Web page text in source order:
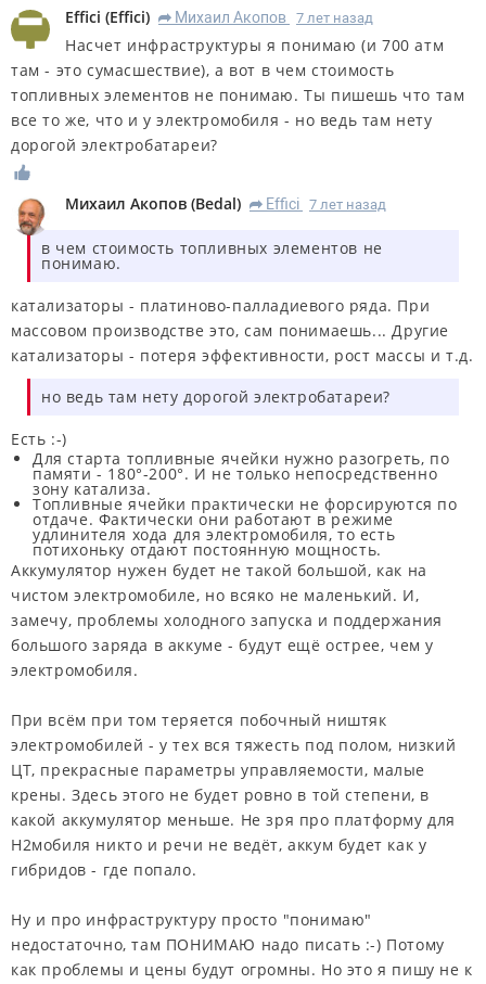
Effici (Effici) R Михаил Акопов 7 лет назад
Насчет инфраструктуры я понимаю (и 700 атм
там - это сумасшествие), а вот в чем стоимость
топливных элементов не понимаю. Ты пишешь что там
все то же, что и у электромобиля - но ведь там нету
дорогой электробатареи?
Михаил Акопов (Bedal) R Effici 7 лет назад
в чем стоимость топливных элементов не
понимаю.
катализаторы - платиново-палладиевого ряда. При
массовом производстве это, сам понимаешь... Другие
катализаторы - потеря эффективности, рост массы и т.д.
но ведь там нету дорогой электробатареи?
Есть :-)
Для старта топливные ячейки нужно разогреть, по
памяти - 180°-200°. И не только непосредственно
зону катализа.
Топливные ячейки практически не форсируются по
отдаче. Фактически они работают в режиме
удлинителя хода для электромобиля, то есть
потихоньку отдают постоянную мощность.
Аккумулятор нужен будет не такой большой, как на
чистом электромобиле, но всяко не маленький. И,
замечу, проблемы холодного запуска и поддержания
большого заряда в аккуме - будут ещё острее, чем у
электромобиля.
При всём при том теряется побочный ништяк
электромобилей - у тех вся тяжесть под полом, низкий
ЦТ, прекрасные параметры управляемости, малые
крены. Здесь этого не будет ровно в той степени, в
какой аккумулятор меньше. Не зря про платформу для
Н2мобиля никто и речи не ведёт, аккум будет как у
гибридов - где попало.
Ну и про инфраструктуру просто "понимаю"
недостаточно, там ПОНИМАЮ надо писать :-) Потому
как проблемы и цены будут огромны. Но это я пишу не к